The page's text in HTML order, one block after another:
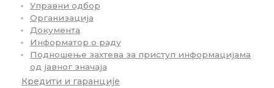
Управни одбор
Организација
Документа
Информатор о раду
Подношење захтева за приступ информацијама
од јавног значаја
Кредити и гаранције